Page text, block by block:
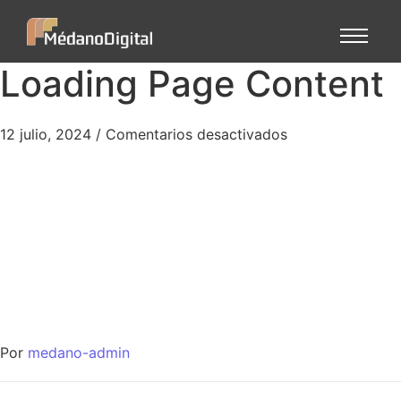
Loading Page Content
12 julio, 2024 / Comentarios desactivados
Por medano-admin